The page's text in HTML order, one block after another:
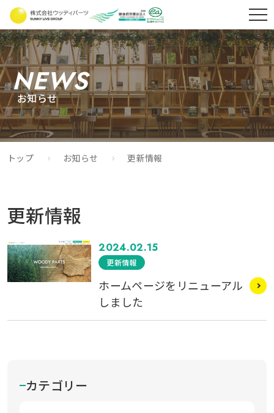
NEWS
お知らせ
トップ お知らせ 更新情報
更新情報
2024.02.15
更新情報
ホームページをリニューアル
しました
カテゴリー